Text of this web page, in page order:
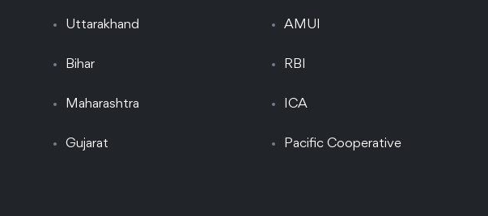
Uttarakhand
Bihar
Maharashtra
Gujarat
AMUI
RBI
ICA
Pacific Cooperative